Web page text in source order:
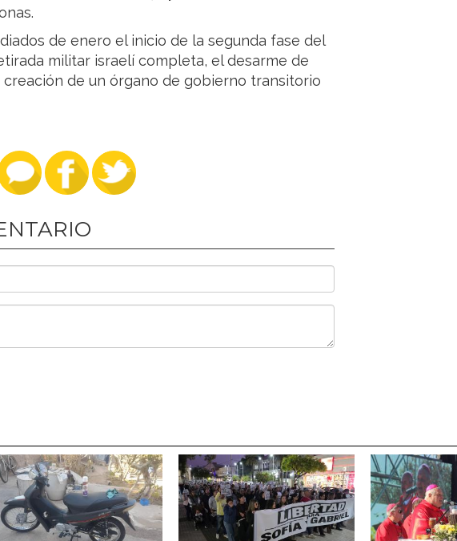
de enero el inicio de la segunda fase del
militar israelí completa, el desarme de
de un órgano de gobierno transitorio